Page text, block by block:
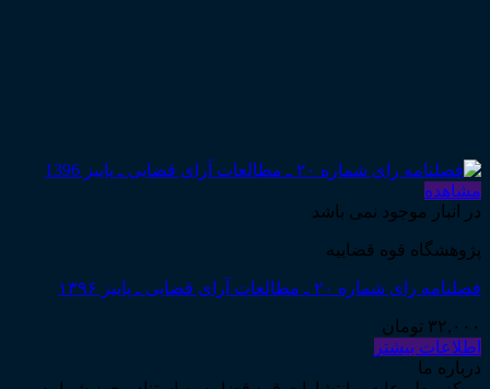
مشاهده
در انبار موجود نمی باشد
پژوهشگاه قوه قضاییه
فصلنامه رای شماره ۲۰ ـ مطالعات آرای قضایی ـ پاییز ۱۳۹۶
۳۲,۰۰۰ تومان
اطلاعات بیشتر
درباره ما